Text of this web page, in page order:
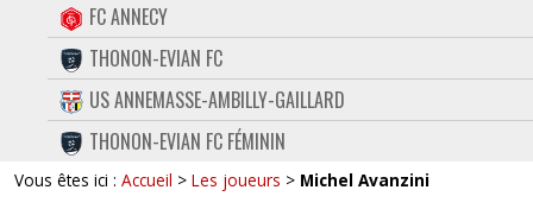
FORUM
CONTACT
FACEBOOK
TWITTER
FC ANNECY
THONON-EVIAN FC
US ANNEMASSE-AMBILLY-GAILLARD
THONON-EVIAN FC FÉMININ
Vous êtes ici : Accueil > Les joueurs > Michel Avanzini